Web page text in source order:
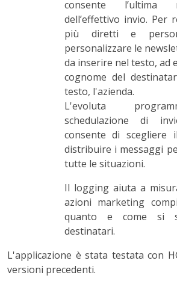
consente l’ultima
dell’effettivo invio. Per
più diretti e
personalizzare le
da inserire nel testo, ad
cognome del
testo, l'azienda.
L'evoluta
schedulazione di
consente di scegliere
distribuire i messaggi
tutte le situazioni.
Il logging aiuta a
azioni marketing
quanto e come si
destinatari.
L'applicazione è stata testata con
versioni precedenti.